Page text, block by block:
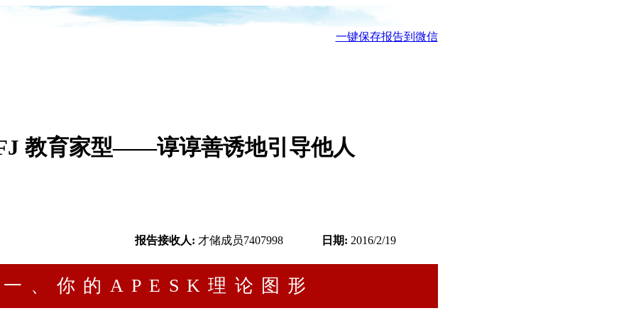
一键保存报告到微信
教育家型——谆谆善诱地引导他人
报告接收人: 才储成员7407998 日期: 2016/2/19
一、你的APESK理论图形